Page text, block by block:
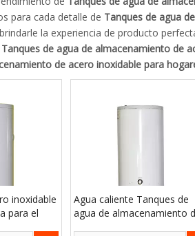
para cada detalle de Tanques de agua
la experiencia de producto
Tanques de agua de almacenamiento de
de acero inoxidable para
inoxidable
para el
Agua caliente Tanques de
agua de almacenamiento